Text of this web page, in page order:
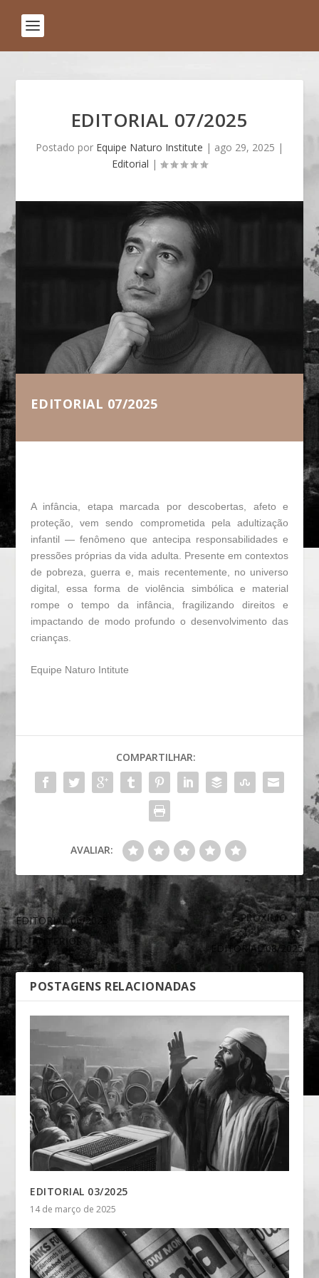
EDITORIAL 07/2025
Postado por Equipe Naturo Institute | ago 29, 2025 |
Editorial |
EDITORIAL 07/2025
A infância, etapa marcada por descobertas, afeto e
proteção, vem sendo comprometida pela adultização
infantil — fenômeno que antecipa responsabilidades e
pressões próprias da vida adulta. Presente em contextos
de pobreza, guerra e, mais recentemente, no universo
digital, essa forma de violência simbólica e material
rompe o tempo da infância, fragilizando direitos e
impactando de modo profundo o desenvolvimento das
crianças.
Equipe Naturo Intitute
COMPARTILHAR:
AVALIAR:
EDITORIAL 06/2025
ANTERIOR
PRÓXIMO
EDITORIAL 08/2025
POSTAGENS RELACIONADAS
EDITORIAL 03/2025
14 de março de 2025